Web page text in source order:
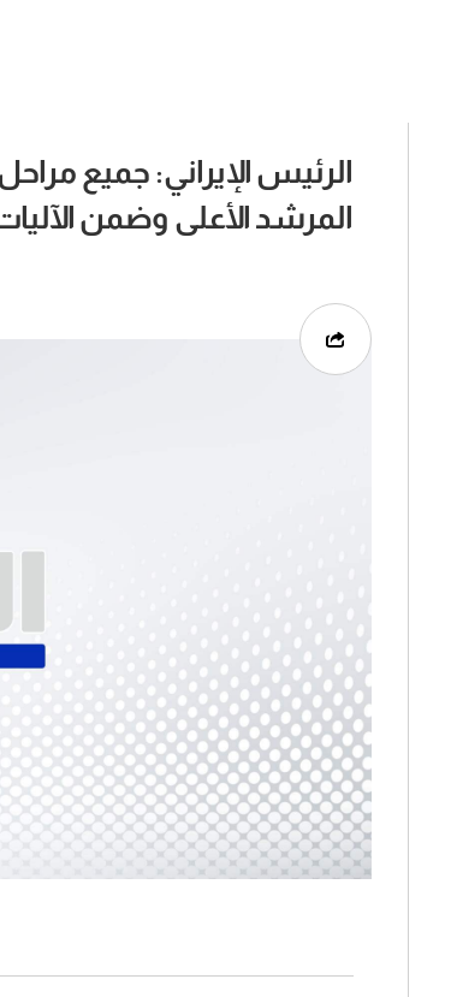
الرئيس الإيراني: جميع
المرشد الأعلى وضمن